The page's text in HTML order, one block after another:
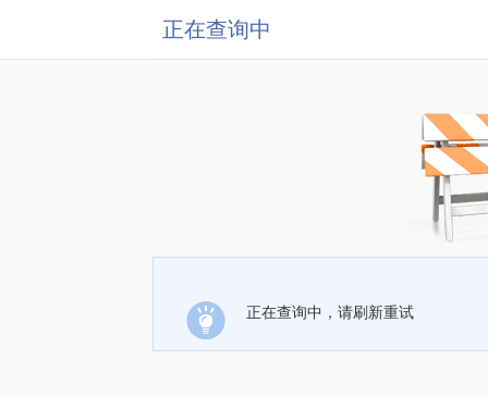
正在查询中
正在查询中，请刷新重试